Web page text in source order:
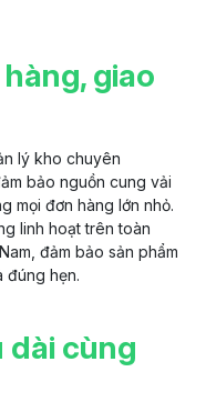
giao
lý kho chuyên
bảo nguồn cung vải
mọi đơn hàng lớn nhỏ.
linh hoạt trên toàn
đảm bảo sản phẩm
đúng hẹn.
dài cùng